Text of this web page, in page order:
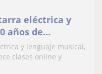
eléctrica y
años de
online y
y lenguaje musical,
clases online y